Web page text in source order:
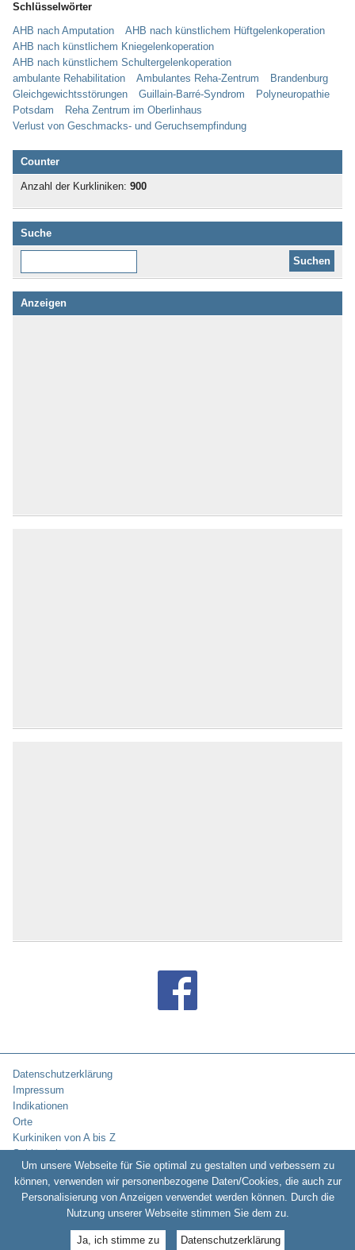
Schlüsselwörter
AHB nach Amputation
AHB nach künstlichem Hüftgelenkoperation
AHB nach künstlichem Kniegelenkoperation
AHB nach künstlichem Schultergelenkoperation
ambulante Rehabilitation
Ambulantes Reha-Zentrum
Brandenburg
Gleichgewichtsstörungen
Guillain-Barré-Syndrom
Polyneuropathie
Potsdam
Reha Zentrum im Oberlinhaus
Verlust von Geschmacks- und Geruchsempfindung
Counter
Anzahl der Kurkliniken: 900
Suche
Anzeigen
Datenschutzerklärung
Impressum
Indikationen
Orte
Kurkiniken von A bis Z
Schlüsselwörter
Copyright © 2010-2026: Kurklinikverzeichnis.de -
www.kurentschechien.de•www.kuren24.com
Um unsere Webseite für Sie optimal zu gestalten und verbessern zu
können, verwenden wir personenbezogene Daten/Cookies, die auch zur
Personalisierung von Anzeigen verwendet werden können. Durch die
Nutzung unserer Webseite stimmen Sie dem zu.
Ja, ich stimme zu Datenschutzerklärung